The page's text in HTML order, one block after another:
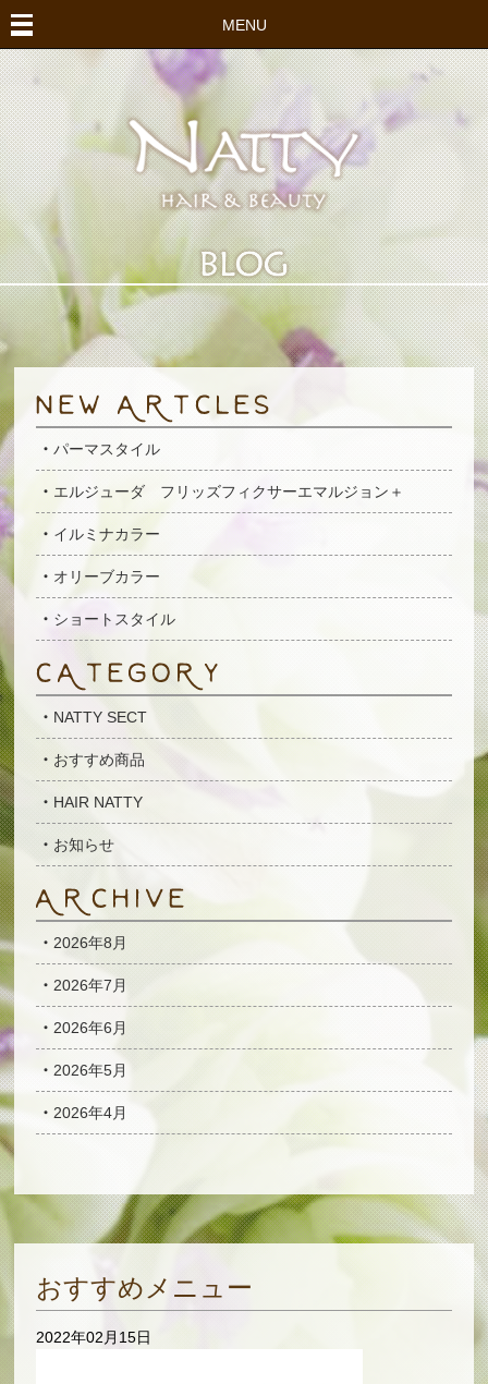
MENU
パーマスタイル
エルジューダ フリッズフィクサーエマルジョン＋
イルミナカラー
オリーブカラー
ショートスタイル
NATTY SECT
おすすめ商品
HAIR NATTY
お知らせ
2026年8月
2026年7月
2026年6月
2026年5月
2026年4月
おすすめメニュー
2022年02月15日